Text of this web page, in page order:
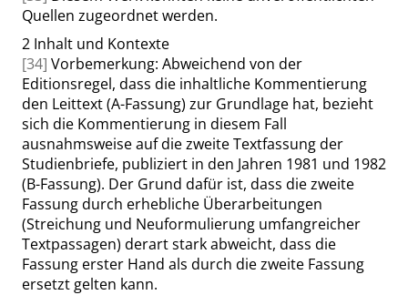
Quellen zugeordnet werden.
2 Inhalt und Kontexte
[34] Vorbemerkung: Abweichend von der
Editionsregel, dass die inhaltliche Kommentierung
den Leittext (A-Fassung) zur Grundlage hat, bezieht
sich die Kommentierung in diesem Fall
ausnahmsweise auf die zweite Textfassung der
Studienbriefe, publiziert in den Jahren 1981 und 1982
(B-Fassung). Der Grund dafür ist, dass die zweite
Fassung durch erhebliche Überarbeitungen
(Streichung und Neuformulierung umfangreicher
Textpassagen) derart stark abweicht, dass die
Fassung erster Hand als durch die zweite Fassung
ersetzt gelten kann.